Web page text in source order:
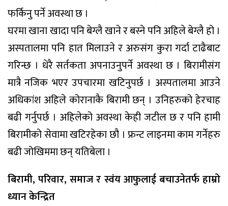
फर्किनु पर्ने अवस्था छ ।
घरमा खाना खादा पनि बेग्लै खाने र बस्ने पनि अहिले बेग्लै हो ।
अस्पतालमा पनि हात मिलाउने र अरुसंग कुरा गर्दा टाढैबाट
गरिन्छ । धेरै सर्तकता अपनाउनुपर्ने अवस्था छ । बिरामीसंग
मात्रै नजिक भएर उपचारमा खटिनुपर्छ । अस्पतालमा आउने
अधिकांश अहिले कोरानाकै बिरामी छन् । उनिहरुको हेरचाह
बढी गर्नुपर्छ । अहिलेको अवस्था केही जटील छ र पनि हामी
बिरामीको सेवामा खटिरहेका छौ । फ्रन्ट लाइनमा काम गर्नेहरु
बढी जोखिममा छन् यतिबेला ।
बिरामी, परिवार, समाज र स्वंय आफुलाई बचाउनेतर्फ हाम्रो
ध्यान केन्द्रित